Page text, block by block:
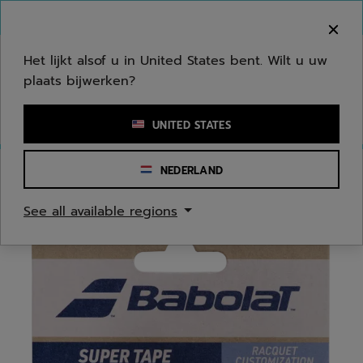
Een zoekwoord of een artikelnummer invoeren
Het lijkt alsof u in United States bent. Wilt u uw
plaats bijwerken?
UNITED STATES
NEDERLAND
See all available regions